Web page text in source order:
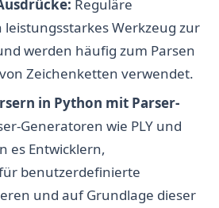
Reguläre
leistungsstarkes Werkzeug zur
werden häufig zum Parsen
Zeichenketten verwendet.
in Python mit Parser-
Generatoren wie PLY und
es Entwicklern,
benutzerdefinierte
und auf Grundlage dieser